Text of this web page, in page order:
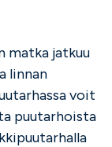
matka jatkuu
linnan
voit
puutarhoista